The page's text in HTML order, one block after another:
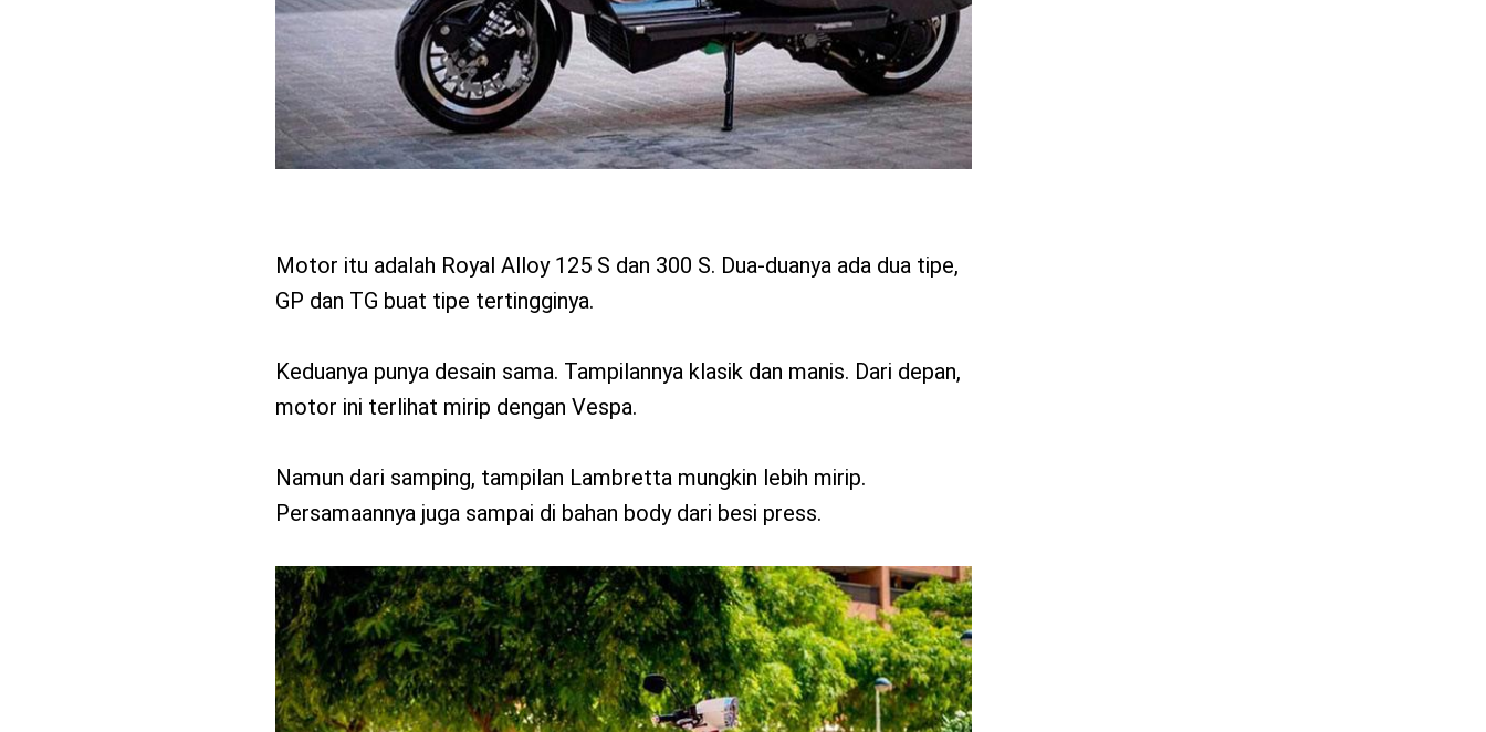
Motor itu adalah Royal Alloy 125 S dan 300 S. Dua-duanya ada dua tipe,
GP dan TG buat tipe tertingginya.
Keduanya punya desain sama. Tampilannya klasik dan manis. Dari depan,
motor ini terlihat mirip dengan Vespa.
Namun dari samping, tampilan Lambretta mungkin lebih mirip.
Persamaannya juga sampai di bahan body dari besi press.